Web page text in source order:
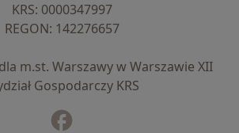
KRS: ⁠0000347997
REGON: ⁠142276657
m.st. Warszawy w Warszawie XII
Gospodarczy KRS